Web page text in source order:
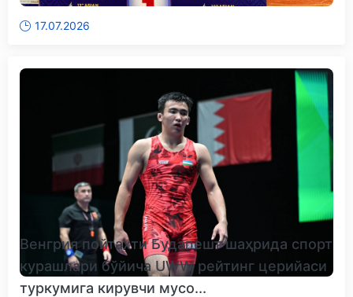
17.07.2026
Венгрия пойтахти Будапешт шаҳрида спорт
курашлари бўйича UWW рейтинг церийаси
туркумига кирувчи мусо...